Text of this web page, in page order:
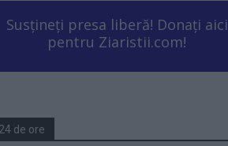
Susțineți presa liberă! Donați aici
pentru Ziaristii.com!
de ore